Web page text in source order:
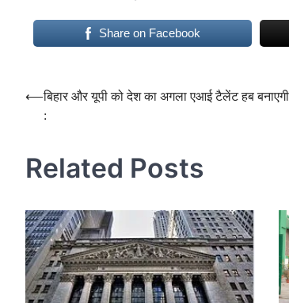
Share on Facebook
Post
navigation
⟵बिहार और यूपी को देश का अगला एआई टैलेंट हब बनाएगी
:
Related Posts